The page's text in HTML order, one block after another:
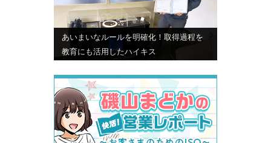
あいまいなルールを明確化！取得過程を
教育にも活用したハイキス